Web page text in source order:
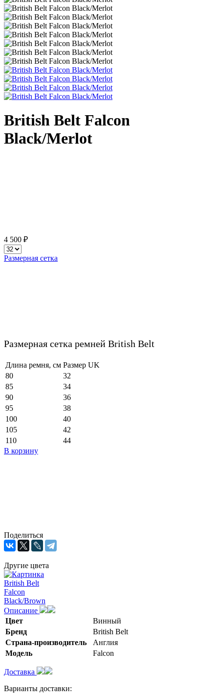
British Belt Falcon
Black/Merlot
4 500 ₽
Размерная сетка
Размерная сетка ремней British Belt
Длина ремня, см Размер UK
80
32
85
34
90
36
95
38
100
40
105
42
110
44
В корзину
Поделиться
Другие цвета
Описание
Цвет
Винный
Бренд
British Belt
Страна-производитель
Англия
Модель
Falcon
Доставка
Варианты доставки: